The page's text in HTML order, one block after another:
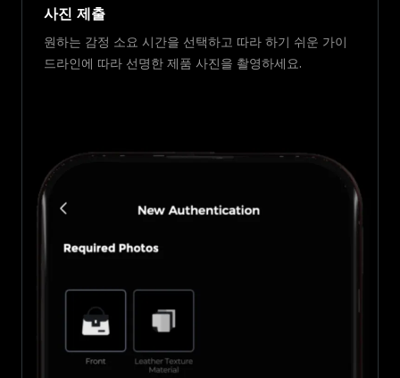
사진 제출
원하는 감정 소요 시간을 선택하고 따라 하기 쉬운 가이
드라인에 따라 선명한 제품 사진을 촬영하세요.